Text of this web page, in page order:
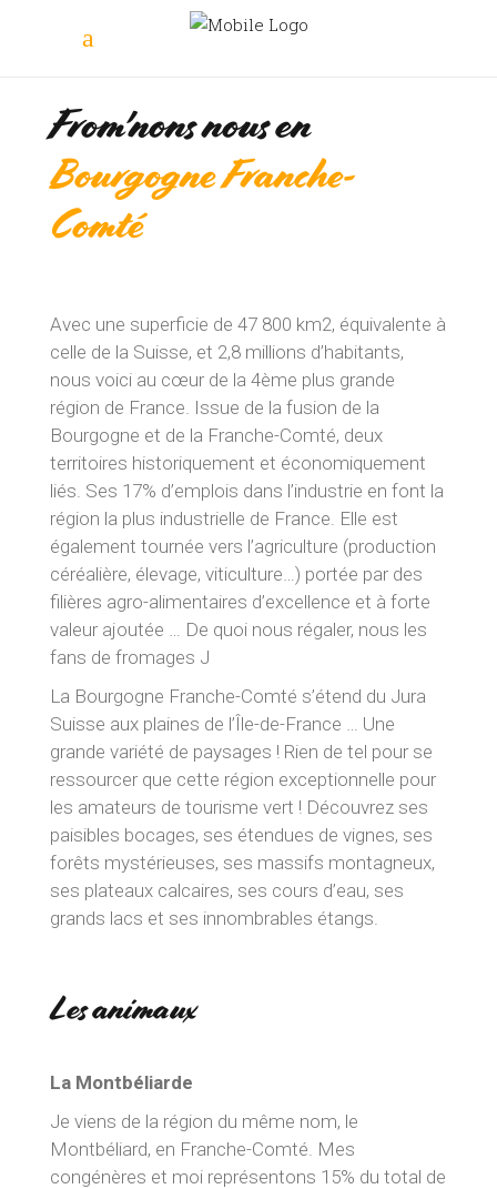
From'nons nous en
Bourgogne Franche-
Comté
Avec une superficie de 47 800 km2, équivalente à
celle de la Suisse, et 2,8 millions d’habitants,
nous voici au cœur de la 4ème plus grande
région de France. Issue de la fusion de la
Bourgogne et de la Franche-Comté, deux
territoires historiquement et économiquement
liés. Ses 17% d’emplois dans l’industrie en font la
région la plus industrielle de France. Elle est
également tournée vers l’agriculture (production
céréalière, élevage, viticulture…) portée par des
filières agro-alimentaires d’excellence et à forte
valeur ajoutée … De quoi nous régaler, nous les
fans de fromages J
La Bourgogne Franche-Comté s’étend du Jura
Suisse aux plaines de l’Île-de-France … Une
grande variété de paysages ! Rien de tel pour se
ressourcer que cette région exceptionnelle pour
les amateurs de tourisme vert ! Découvrez ses
paisibles bocages, ses étendues de vignes, ses
forêts mystérieuses, ses massifs montagneux,
ses plateaux calcaires, ses cours d’eau, ses
grands lacs et ses innombrables étangs.
Les animaux
La Montbéliarde
Je viens de la région du même nom, le
Montbéliard, en Franche-Comté. Mes
congénères et moi représentons 15% du total de